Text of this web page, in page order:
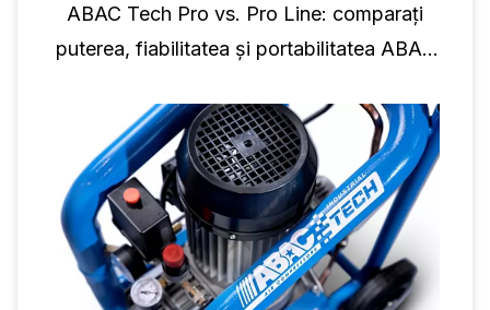
ABAC Tech Pro vs. Pro Line: comparați
puterea, fiabilitatea și portabilitatea ABAC